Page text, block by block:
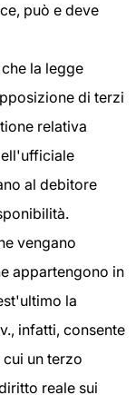
può e deve
la legge
di terzi
relativa
al debitore
vengano
appartengono in
la
infatti, consente
un terzo
reale sui